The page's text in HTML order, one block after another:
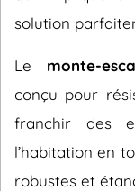
solution
Le monte-
conçu pour
franchir des
l’habitation en
robustes et